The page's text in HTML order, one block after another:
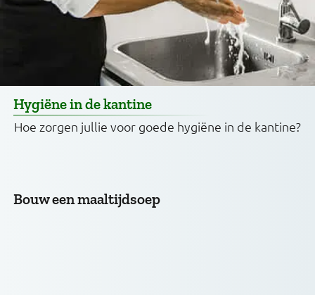
Hygiëne in de kantine
Hoe zorgen jullie voor goede hygiëne in de kantine?
Bouw een maaltijdsoep